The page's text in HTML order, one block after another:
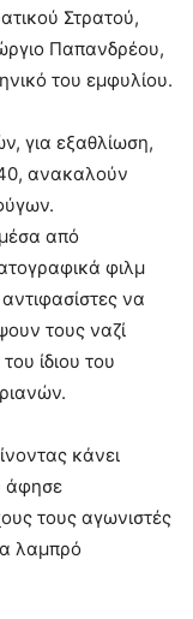
Στρατού,
Παπανδρέου,
του εμφυλίου.
για εξαθλίωση,
ανακαλούν
από
φιλμ
να
τους ναζί
ίδιου του
κάνει
άφησε
τους αγωνιστές
λαμπρό